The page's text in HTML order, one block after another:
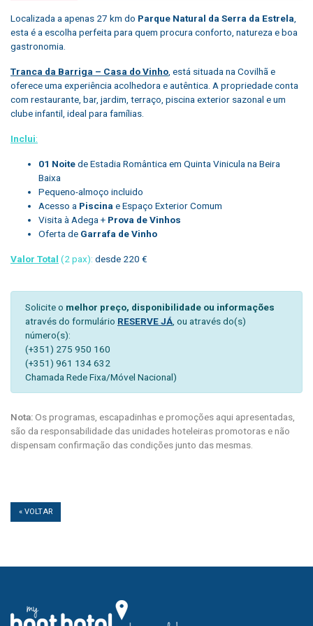
Localizada a apenas 27 km do Parque Natural da Serra da Estrela
esta é a escolha perfeita para quem procura conforto, natureza e boa
gastronomia.
Tranca da Barriga – Casa do Vinho , está situada na Covilhã e
oferece uma experiência acolhedora e autêntica. A propriedade conta
com restaurante, bar, jardim, terraço, piscina exterior sazonal e um
clube infantil, ideal para famílias.
Inclui:
01 Noitede Estadia Romântica em Quinta Vinicula na Beira
Baixa
Pequeno-almoço incluido
Acesso a Piscina e Espaço Exterior Comum
Visita à Adega + Prova de Vinhos
Oferta de Garrafa de Vinho
Valor Total (2 pax): desde 220 €
Solicite o melhor preço, disponibilidade ou informações
através do formulário RESERVE JÁ , ou através do(s)
número(s):
(+351) 275 950 160
(+351) 961 134 632
Chamada Rede Fixa/Móvel Nacional)
Nota:Os programas, escapadinhas e promoções aqui apresentadas,
são da responsabilidade das unidades hoteleiras promotoras e não
dispensam confirmação das condições junto das mesmas.
« VOLTAR